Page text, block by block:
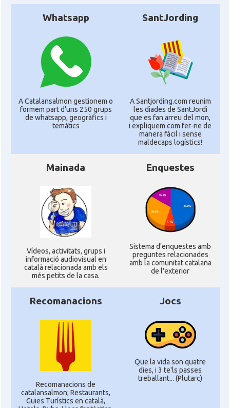
Casal Les Quatres Barres Castelar
Delegació
Consolat Consolat general a Bahía Blanca
Consolat Consolat general a Mendoza
Consolat
Ambaixada Ambaixada espanyola a Argentina
* + ambaixades i consolats
Whatsapp
A Catalansalmon gestionem o
formem part d'uns 250 grups
de whatsapp, geogràfics i
temàtics
SantJording
A Santjording.com reunim
les diades de SantJordi
que es fan arreu del mon,
i expliquem com fer-ne de
manera fàcil i sense
maldecaps logí­stics!
Mainada
Ví­deos, activitats, grups i
informació audiovisual en
català relacionada amb els
més petits de la casa.
Enquestes
Sistema d'enquestes amb
preguntes relacionades
amb la comunitat catalana
de l'exterior
Recomanacions
Recomanacions de
catalansalmon; Restaurants,
Guies Turístics en català,
Jocs
Que la vida son quatre
dies, i 3 te'ls passes
treballant... (Plutarc)